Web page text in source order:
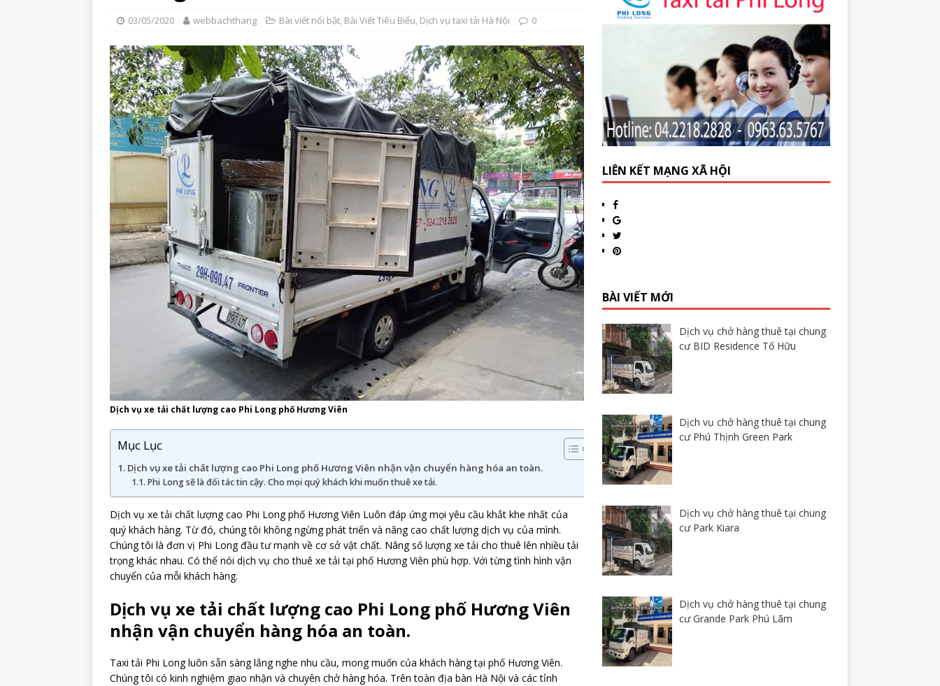
03/05/2020 webbachthang Bài viết nổi bật, Bài Viết Tiêu Biểu, Dịch vụ taxi tải Hà Nội 0
Dịch vụ xe tải chất lượng cao Phi Long phố Hương Viên
Mục Lục
Dịch vụ xe tải chất lượng cao Phi Long phố Hương Viên nhận vận chuyển hàng hóa an toàn.
Phi Long sẽ là đối tác tin cậy. Cho mọi quý khách khi muốn thuê xe tải.
Dịch vụ xe tải chất lượng cao Phi Long phố Hương Viên Luôn đáp ứng mọi yêu cầu khắt khe nhất của
quý khách hàng. Từ đó, chúng tôi không ngừng phát triển và nâng cao chất lượng dịch vụ của mình.
Chúng tôi là đơn vị Phi Long đầu tư mạnh về cơ sở vật chất. Nâng số lượng xe tải cho thuê lên nhiều tải
trọng khác nhau. Có thể nói dịch vụ cho thuê xe tải tại phố Hương Viên phù hợp. Với từng tình hình vận
chuyển của mỗi khách hàng.
Dịch vụ xe tải chất lượng cao Phi Long phố Hương Viên
nhận vận chuyển hàng hóa an toàn.
Taxi tải Phi Long luôn sẵn sàng lắng nghe nhu cầu, mong muốn của khách hàng tại phố Hương Viên.
Chúng tôi có kinh nghiệm giao nhận và chuyên chở hàng hóa. Trên toàn địa bàn Hà Nội và các tỉnh
LIÊN KẾT MẠNG XÃ HỘI
BÀI VIẾT MỚI
Dịch vụ chở hàng thuê tại chung
cư BID Residence Tố Hữu
Dịch vụ chở hàng thuê tại chung
cư Phú Thịnh Green Park
Dịch vụ chở hàng thuê tại chung
cư Park Kiara
Dịch vụ chở hàng thuê tại chung
cư Grande Park Phú Lãm